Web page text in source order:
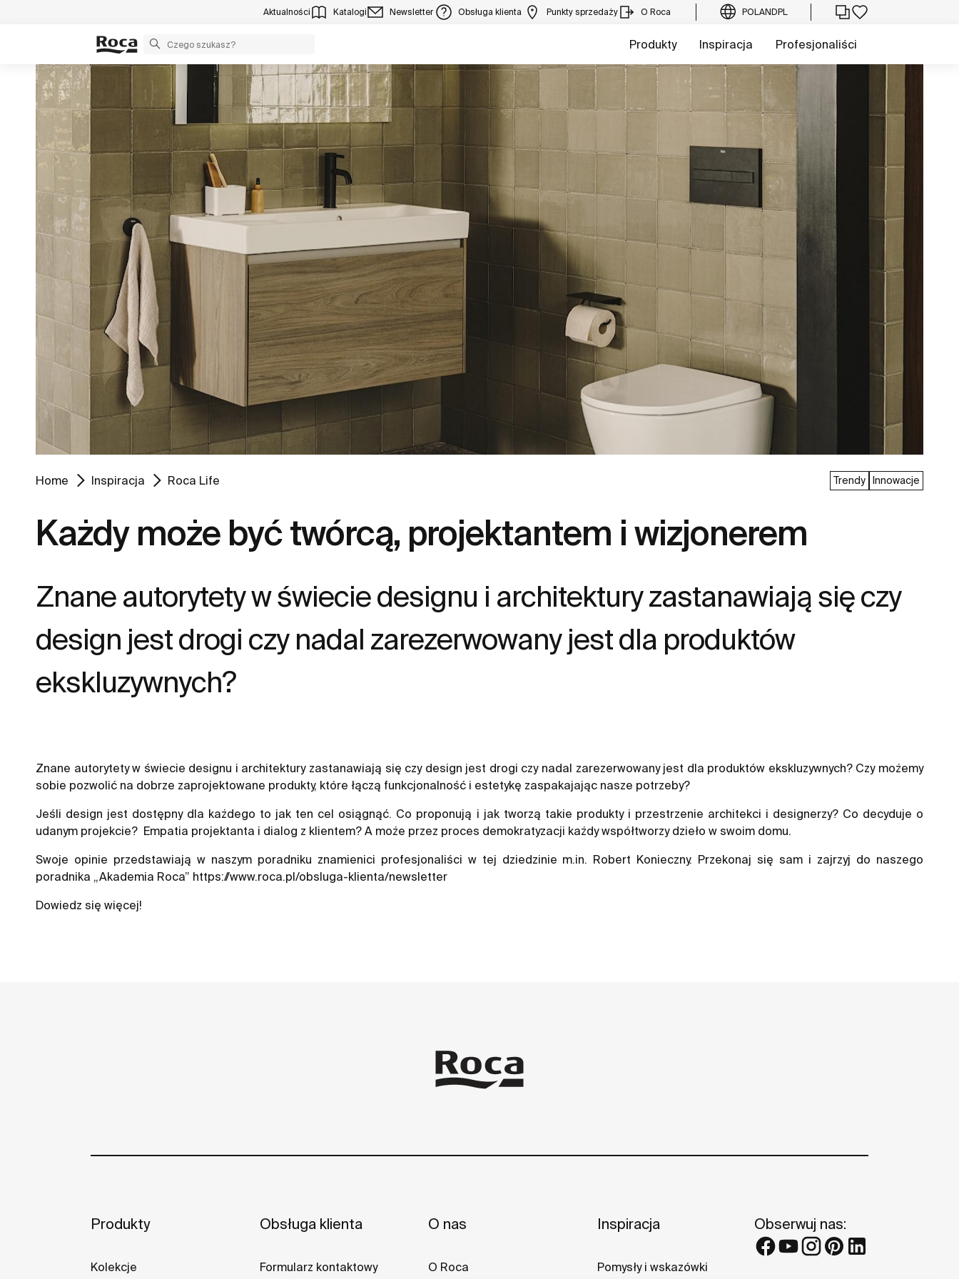
Aktualności Katalogi Newsletter Obsługa klienta Punkty sprzedaży O Roca POLANDPL
Produkty Inspiracja Profesjonaliści
Home Inspiracja Roca Life Trendy Innowacje
Każdy może być twórcą, projektantem i wizjonerem
Znane autorytety w świecie designu i architektury zastanawiają się czy
design jest drogi czy nadal zarezerwowany jest dla produktów
ekskluzywnych?
Znane autorytety w świecie designu i architektury zastanawiają się czy design jest drogi czy nadal zarezerwowany jest dla produktów ekskluzywnych? Czy możemy
sobie pozwolić na dobrze zaprojektowane produkty, które łączą funkcjonalność i estetykę zaspakajając nasze potrzeby?
Jeśli design jest dostępny dla każdego to jak ten cel osiągnąć. Co proponują i jak tworzą takie produkty i przestrzenie architekci i designerzy? Co decyduje o
udanym projekcie? Empatia projektanta i dialog z klientem? A może przez proces demokratyzacji każdy współtworzy dzieło w swoim domu.
Swoje opinie przedstawiają w naszym poradniku znamienici profesjonaliści w tej dziedzinie m.in. Robert Konieczny. Przekonaj się sam i zajrzyj do naszego
poradnika „Akademia Roca” https://www.roca.pl/obsluga-klienta/newsletter
Dowiedz się więcej!
Produkty
Kolekcje
Obsługa klienta
Formularz kontaktowy
O nas
O Roca
Inspiracja
Pomysły i wskazówki
Obserwuj nas: